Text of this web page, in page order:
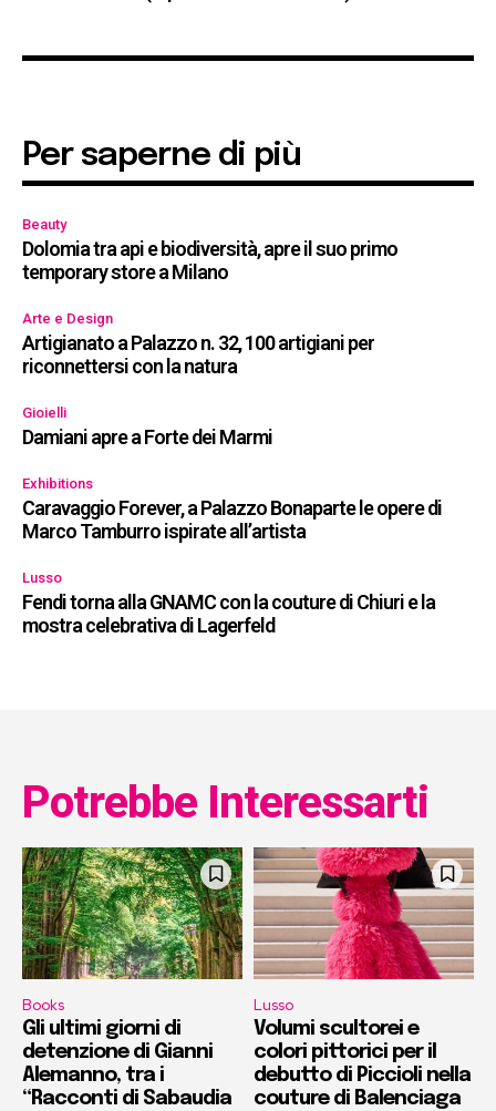
Per saperne di più
Beauty
Dolomia tra api e biodiversità, apre il suo primo
temporary store a Milano
Arte e Design
Artigianato a Palazzo n. 32, 100 artigiani per
riconnettersi con la natura
Gioielli
Damiani apre a Forte dei Marmi
Exhibitions
Caravaggio Forever, a Palazzo Bonaparte le opere di
Marco Tamburro ispirate all’artista
Lusso
Fendi torna alla GNAMC con la couture di Chiuri e la
mostra celebrativa di Lagerfeld
Potrebbe Interessarti
Books
Gli ultimi giorni di
detenzione di Gianni
Alemanno, tra i
“Racconti di Sabaudia
Lusso
Volumi scultorei e
colori pittorici per il
debutto di Piccioli nella
couture di Balenciaga